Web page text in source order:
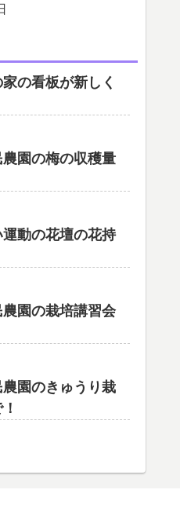
の看板が新しく
園の梅の収穫量
動の花壇の花持
園の栽培講習会
園のきゅうり栽